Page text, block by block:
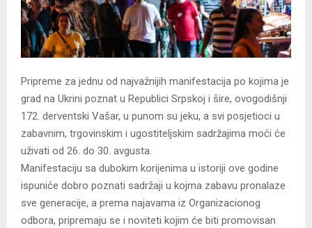
Pripreme za jednu od najvažnijih manifestacija po kojima je
grad na Ukrini poznat u Republici Srpskoj i šire, ovogodišnji
172. derventski Vašar, u punom su jeku, a svi posjetioci u
zabavnim, trgovinskim i ugostiteljskim sadržajima moći će
uživati od 26. do 30. avgusta.
Manifestaciju sa dubokim korijenima u istoriji ove godine
ispuniće dobro poznati sadržaji u kojma zabavu pronalaze
sve generacije, a prema najavama iz Organizacionog
odbora, pripremaju se i noviteti kojim će biti promovisan